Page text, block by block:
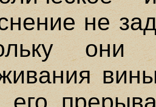
не
они
его